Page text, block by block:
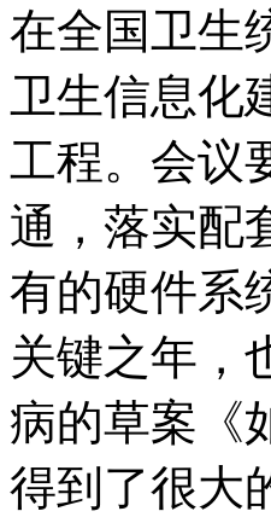
在全国卫生
卫生信息化
工程。会议
通，落实配
有的硬件系
关键之年，
病的草案《
得到了很大